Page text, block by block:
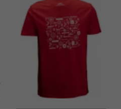
auf 1 Bewertungen